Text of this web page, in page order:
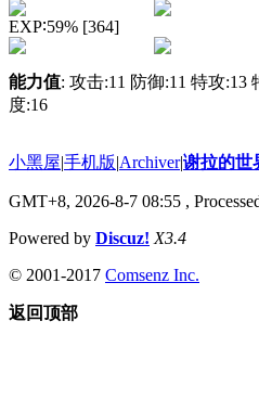
EXP∶59% [364]
能力值: 攻击:11 防御:11 特攻:13
度:16
小黑屋|手机版|Archiver|谢拉的世
GMT+8, 2026-8-7 08:55 ,
Powered by Discuz! X3.4
© 2001-2017 Comsenz Inc.
返回顶部